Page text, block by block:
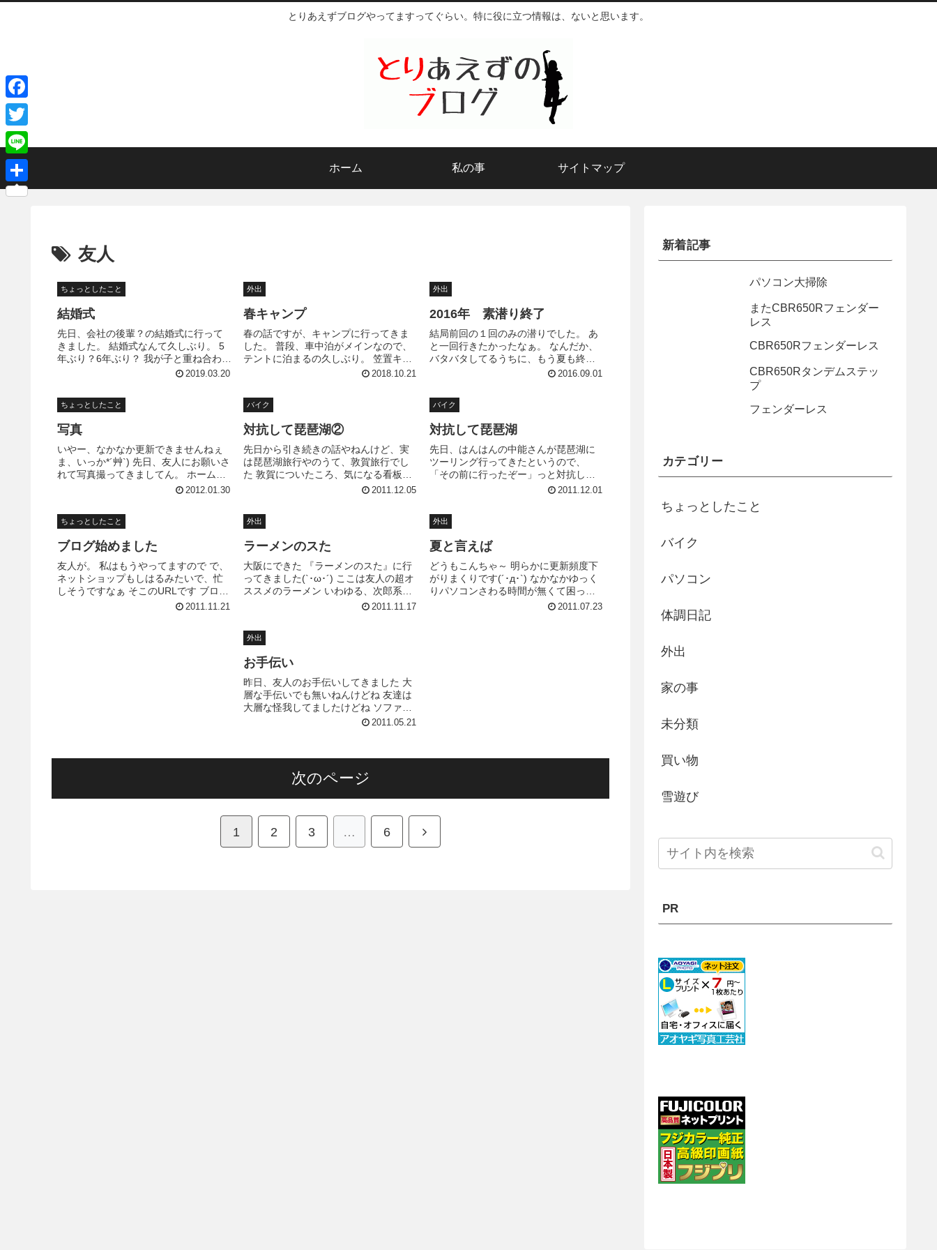
とりあえずブログやってますってぐらい。特に役に立つ情報は、ないと思います。
ホーム 私の事 サイトマップ
友人
ちょっとしたこと
結婚式
先日、会社の後輩？の結婚式に行って
きました。 結婚式なんて久しぶり。 5
年ぶり？6年ぶり？ 我が子と重ね合わせ
てしまって、号泣してしまうやろうか
とりあえず、衣類は着用できた。 体系
そんなに変わってないんや...
2019.03.20
外出
春キャンプ
春の話ですが、キャンプに行ってきま
した。 普段、車中泊がメインなので、
テントに泊まるの久しぶり。 笠置キャ
ンプ場です。平日なので、すいてまし
ー 家に 【送料無料】ロゴス(LOGOS)
PANEL スクリ...
2018.10.21
外出
2016年 素潜り終了
結局前回の１回のみの潜りでした。 あ
と一回行きたかったなぁ。 なんだか、
バタバタしてるうちに、もう夏も終わ
り。 コオロギが、鳴いてます。 ゆうて
頑張ろうと思う。 写真は、今回行った
場所。 太陽照ってるように...
2016.09.01
ちょっとしたこと
写真
いやー、なかなか更新できませんねぇ
ま、いっか*´艸`) 先日、友人にお願いさ
れて写真撮ってきましてん。 ホームペ
ージに使う写真撮ってんけど、これが
んは、出来んねんけど、食べ物撮るの
は難しいのよ あっ、食...
2012.01.30
バイク
対抗して琵琶湖②
先日から引き続きの話やねんけど、実
は琵琶湖旅行やのうて、敦賀旅行でし
た 敦賀についたころ、気になる看板発
見 昆布館？？ 初めて聞いたわ せっかく
加工工場とお土産やでした ちなみに昆
布茶飲み放題 昆布茶アイ...
2011.12.05
バイク
対抗して琵琶湖
先日、はんはんの中能さんが琵琶湖に
ツーリング行ってきたというので、
「その前に行ったぞー」っと対抗して
書いてみることにしましたよ ちなみに
琵琶湖大橋米プラザで一息 琵琶湖大橋
撮ってみました んで、おうみくん...
2011.12.01
ちょっとしたこと
ブログ始めました
友人が。 私はもうやってますので で、
ネットショップもしはるみたいで、忙
しそうですなぁ そこのURLです ブログ
ちょいちょいチェックしようと思って
2011.11.21
外出
ラーメンのスた
大阪にできた 『ラーメンのスた』に行
ってきました(`･ω･´) ここは友人の超オ
ススメのラーメン いわゆる、次郎系ラ
ーメンと言われるジャンルのラーメン
けど、麺の硬さ・野菜の量・油の量は
指定できひんで 私は...
2011.11.17
外出
夏と言えば
どうもこんちゃ～ 明らかに更新頻度下
がりまくりです(´･д･`) なかなかゆっく
りパソコンさわる時間が無くて困った
困ったコマドリ姉妹… 寒いよー｡･ﾟ･(ﾉ
2011.07.23
外出
お手伝い
昨日、友人のお手伝いしてきました 大
層な手伝いでも無いねんけどね 友達は
大層な怪我してましたけどね ソファー
を室内に運び込む時、家の中の廊下で
わ ありゃーかなり痛いな もしか...
2011.05.21
次のページ
1 2 3 … 6 次
新着記事
パソコン大掃除
またCBR650Rフェンダー
レス
CBR650Rフェンダーレス
CBR650Rタンデムステッ
プ
フェンダーレス
カテゴリー
ちょっとしたこと
バイク
パソコン
体調日記
外出
家の事
未分類
買い物
雪遊び
PR
F
a
c
e
b
T
w
i
L
i共